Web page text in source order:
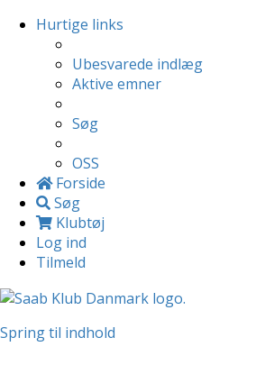
Hurtige links
Ubesvarede indlæg
Aktive emner
Søg
OSS
Forside
Søg
Klubtøj
Log ind
Tilmeld
Spring til indhold